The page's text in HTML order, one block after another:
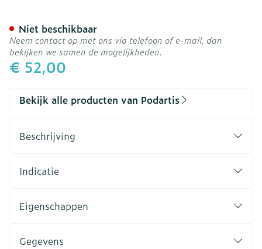
€ 52,00
Niet beschikbaar
Neem contact op met ons via telefoon of e-mail, dan
bekijken we samen de mogelijkheden.
Bekijk alle producten van Podartis
Beschrijving
Indicatie
Eigenschappen
Gegevens